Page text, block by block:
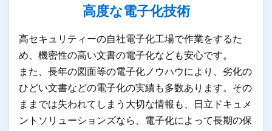
高度な電子化技術
高セキュリティーの自社電子化工場で作業をするた
め、機密性の高い文書の電子化なども安心です。
また、長年の図面等の電子化ノウハウにより、劣化の
ひどい文書などの電子化の実績も多数あります。その
ままでは失われてしまう大切な情報も、日立ドキュメ
ントソリューションズなら、電子化によって長期の保